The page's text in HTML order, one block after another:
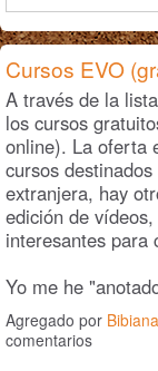
Cursos EVO
A través de la
los cursos
online). La oferta
cursos
extranjera, hay
edición de
interesantes para
Yo me he
Agregado por Bibiana
comentarios